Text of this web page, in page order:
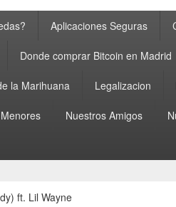
Aplicaciones Seguras
Donde comprar Bitcoin en Madrid
la Marihuana Legalizacion
Nuestros Amigos
ft. Lil Wayne